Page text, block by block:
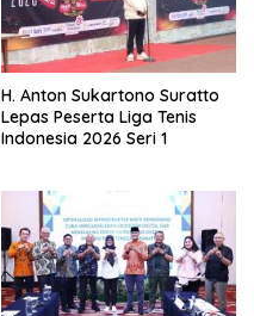
H. Anton Sukartono Suratto
Lepas Peserta Liga Tenis
Indonesia 2026 Seri 1